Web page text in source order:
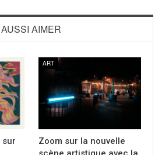
AIMER
sur
ART
Zoom sur la nouvelle